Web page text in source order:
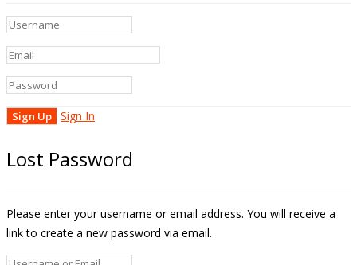
Sign In
Lost Password
Please enter your username or email address. You will receive a
link to create a new password via email.